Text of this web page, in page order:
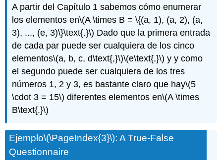
A partir del Capítulo 1 sabemos cómo enumerar
los elementos en\(A \times B = \{(a, 1), (a, 2), (a,
3), ..., (e, 3)\}\text{.}\) Dado que la primera entrada
de cada par puede ser cualquiera de los cinco
elementos\(a, b, c, d\text{,}\)\(e\text{,}\) y y como
el segundo puede ser cualquiera de los tres
números 1, 2 y 3, es bastante claro que hay\(5
\cdot 3 = 15\) diferentes elementos en\(A \times
B\text{.}\)
Ejemplo\(\PageIndex{3}\): A True-False
Questionnaire